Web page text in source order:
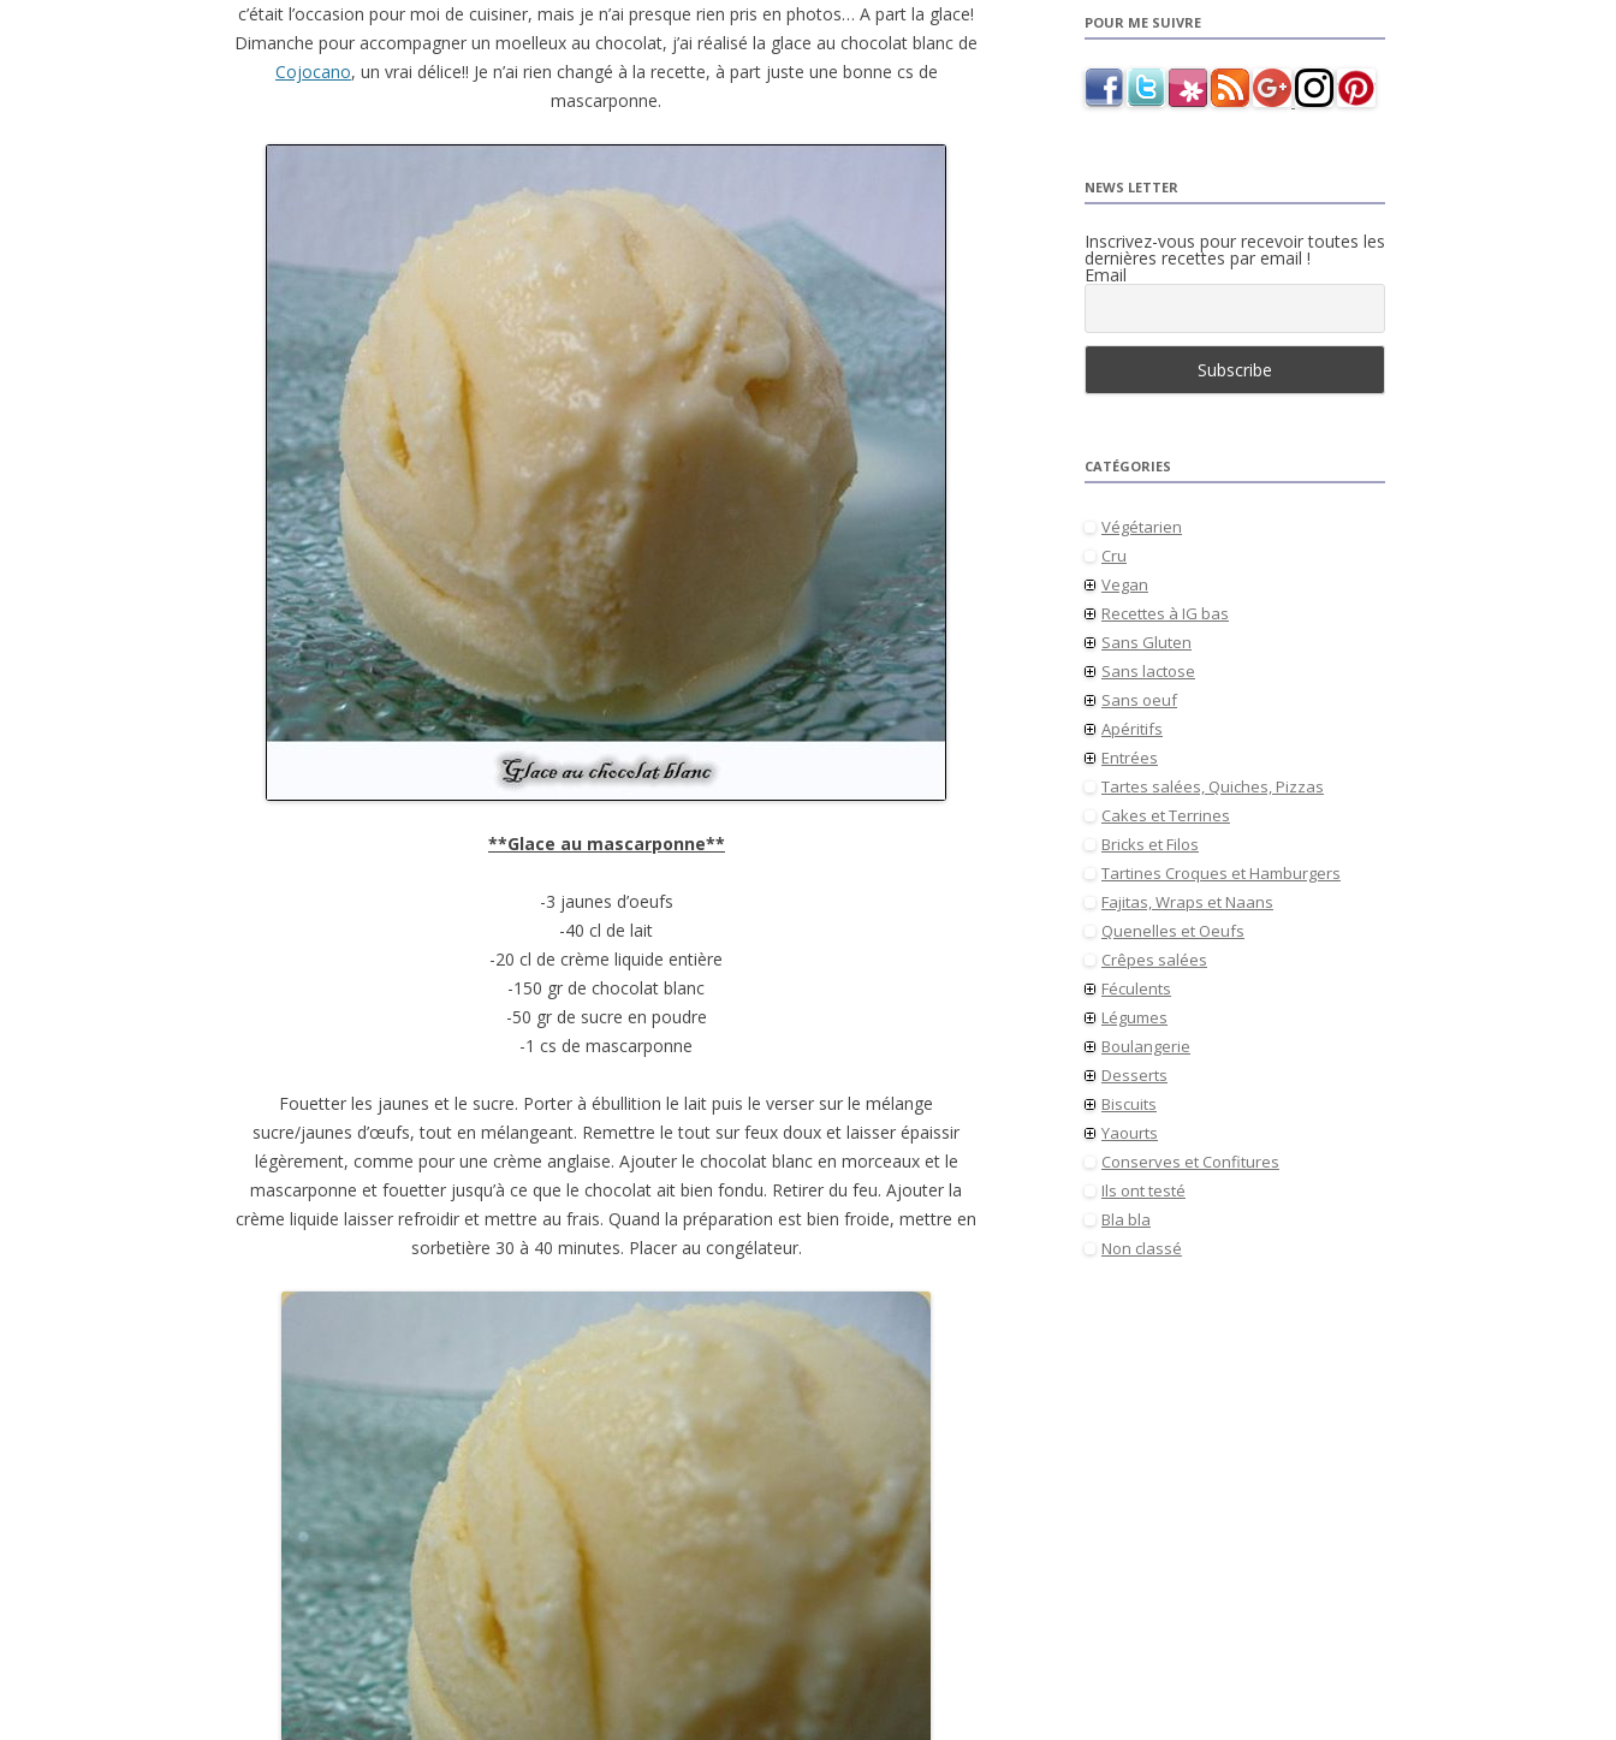
c’était l’occasion pour moi de cuisiner, mais je n’ai presque rien pris en photos… A part la glace!
Dimanche pour accompagner un moelleux au chocolat, j’ai réalisé la glace au chocolat blanc de
Cojocano, un vrai délice!! Je n’ai rien changé à la recette, à part juste une bonne cs de
mascarponne.
**Glace au mascarponne**
-3 jaunes d’oeufs
-40 cl de lait
-20 cl de crème liquide entière
-150 gr de chocolat blanc
-50 gr de sucre en poudre
-1 cs de mascarponne
Fouetter les jaunes et le sucre. Porter à ébullition le lait puis le verser sur le mélange
sucre/jaunes d’œufs, tout en mélangeant. Remettre le tout sur feux doux et laisser épaissir
légèrement, comme pour une crème anglaise. Ajouter le chocolat blanc en morceaux et le
mascarponne et fouetter jusqu’à ce que le chocolat ait bien fondu. Retirer du feu. Ajouter la
crème liquide laisser refroidir et mettre au frais. Quand la préparation est bien froide, mettre en
sorbetière 30 à 40 minutes. Placer au congélateur.
POUR ME SUIVRE
NEWS LETTER
Inscrivez-vous pour recevoir toutes les
dernières recettes par email !
Email
CATÉGORIES
Végétarien
Cru
Vegan
Recettes à IG bas
Sans Gluten
Sans lactose
Sans oeuf
Apéritifs
Entrées
Tartes salées, Quiches, Pizzas
Cakes et Terrines
Bricks et Filos
Tartines Croques et Hamburgers
Fajitas, Wraps et Naans
Quenelles et Oeufs
Crêpes salées
Féculents
Légumes
Boulangerie
Desserts
Biscuits
Yaourts
Conserves et Confitures
Ils ont testé
Bla bla
Non classé